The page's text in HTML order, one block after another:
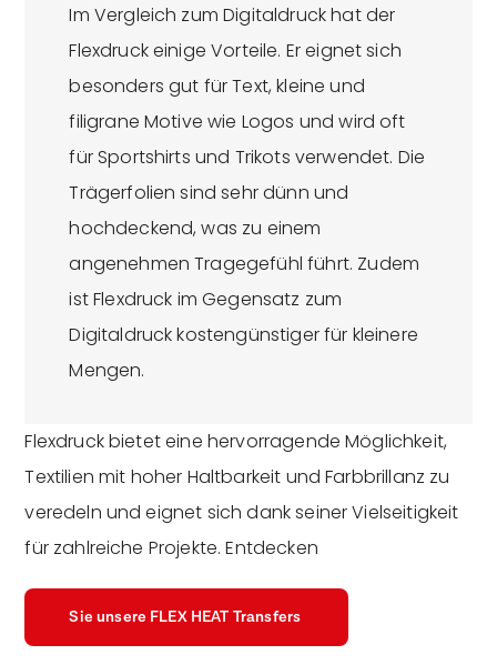
Im Vergleich zum Digitaldruck hat der
Flexdruck einige Vorteile. Er eignet sich
besonders gut für Text, kleine und
filigrane Motive wie Logos und wird oft
für Sportshirts und Trikots verwendet. Die
Trägerfolien sind sehr dünn und
hochdeckend, was zu einem
angenehmen Tragegefühl führt. Zudem
ist Flexdruck im Gegensatz zum
Digitaldruck kostengünstiger für kleinere
Mengen.
Flexdruck bietet eine hervorragende Möglichkeit,
Textilien mit hoher Haltbarkeit und Farbbrillanz zu
veredeln und eignet sich dank seiner Vielseitigkeit
für zahlreiche Projekte. Entdecken
Sie unsere FLEX HEAT Transfers